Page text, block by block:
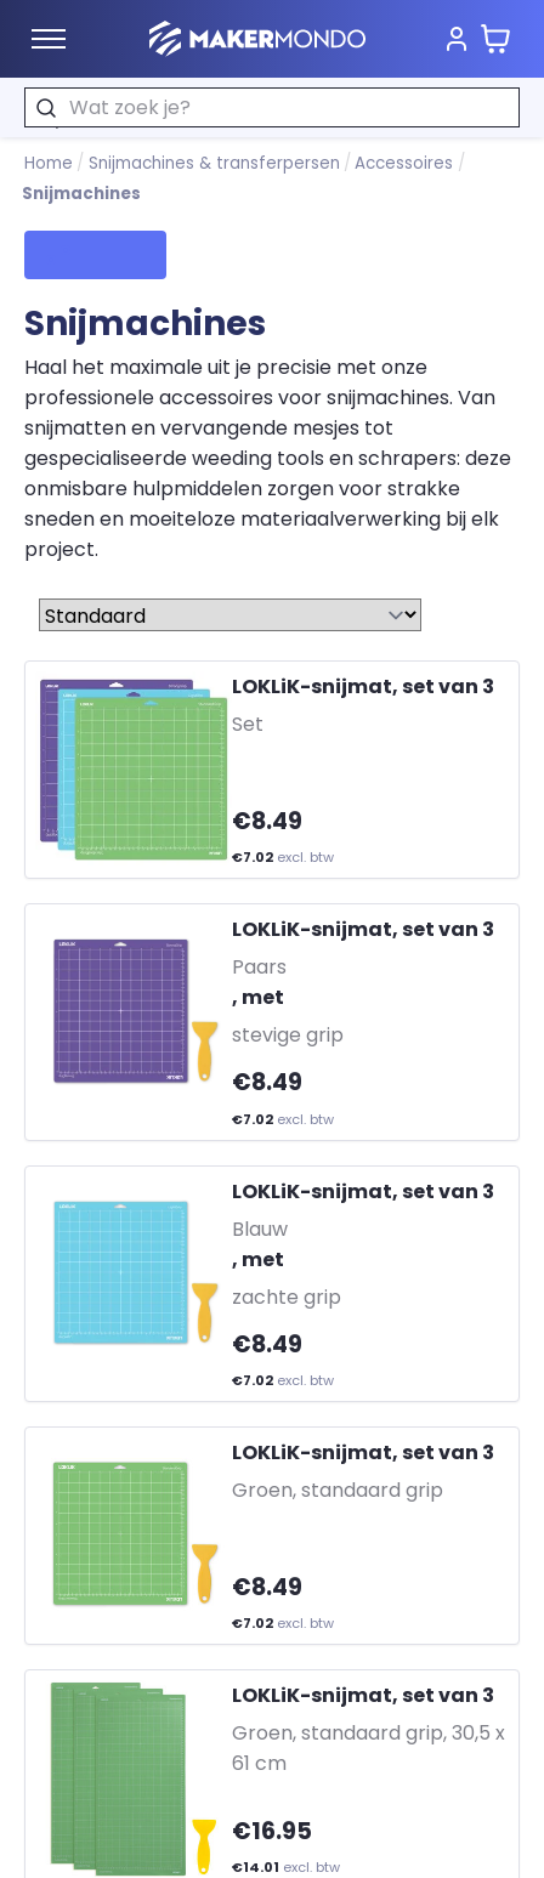
MakerMondo
Zoeken
Home / Snijmachines & transferpersen / Accessoires /
Snijmachines
Snijmachines
Haal het maximale uit je precisie met onze
professionele accessoires voor snijmachines. Van
snijmatten en vervangende mesjes tot
gespecialiseerde weeding tools en schrapers: deze
onmisbare hulpmiddelen zorgen voor strakke
sneden en moeiteloze materiaalverwerking bij elk
project.
LOKLiK-snijmat, set van 3
Set
€8.49
€7.02 excl. btw
LOKLiK-snijmat, set van 3
Paars
, met
stevige grip
€8.49
€7.02 excl. btw
LOKLiK-snijmat, set van 3
Blauw
, met
zachte grip
€8.49
€7.02 excl. btw
LOKLiK-snijmat, set van 3
Groen, standaard grip
€8.49
€7.02 excl. btw
LOKLiK-snijmat, set van 3
Groen, standaard grip, 30,5 x
61 cm
€16.95
€14.01 excl. btw